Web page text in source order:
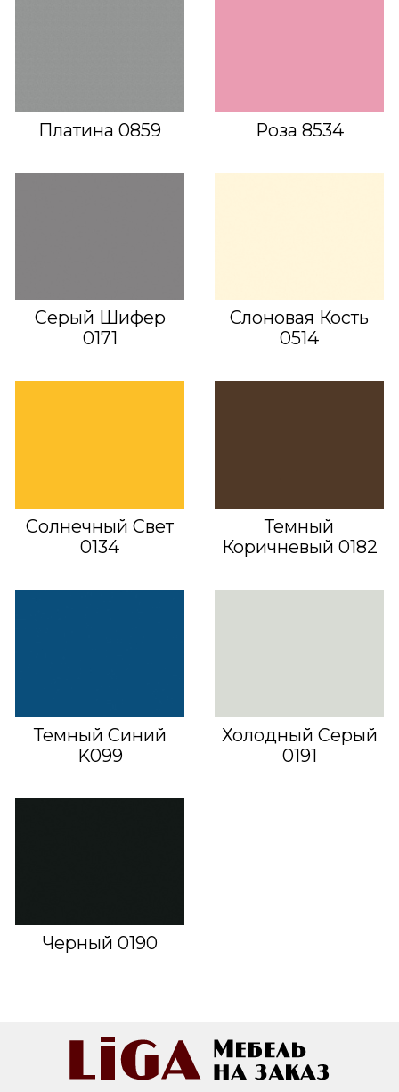
Платина 0859 Роза 8534
Серый Шифер
0171
Слоновая Кость
0514
Солнечный Свет
0134
Темный
Коричневый 0182
Темный Синий
K099
Холодный Серый
0191
Черный 0190